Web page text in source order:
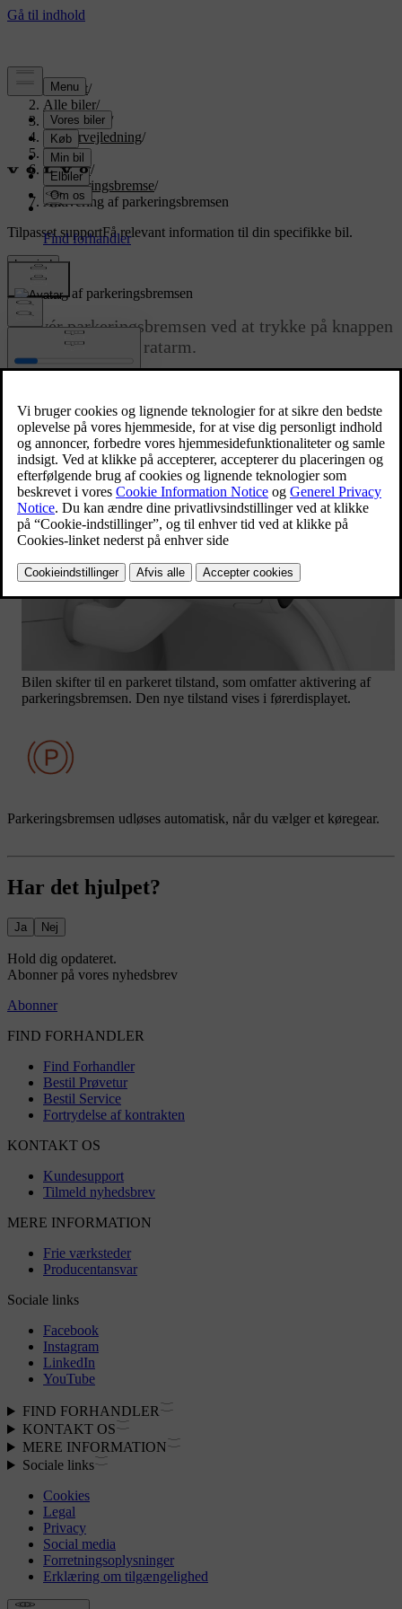
Support/
Alle biler/
EX90 2026 /
Brugervejledning/
Kørsel/
Bremser/
Parkeringsbremse/
Aktivering af parkeringsbremsen
Tilpasset supportFå relevant information til din specifikke bil.
Log ind
Aktivering af parkeringsbremsen
Aktivér parkeringsbremsen ved at trykke på knappen
mærket P på højre ratarm.
situationer. Du kan også aktivere parkeringsbremsen manuelt.
Når bilen holder stille, skal du trykke på knappen mærket Ppå
højre ratarm.
Bilen skifter til en parkeret tilstand, som omfatter aktivering af
parkeringsbremsen. Den nye tilstand vises i førerdisplayet.
Parkeringsbremsen udløses automatisk, når du vælger et køregear.
Har det hjulpet?
Ja Nej